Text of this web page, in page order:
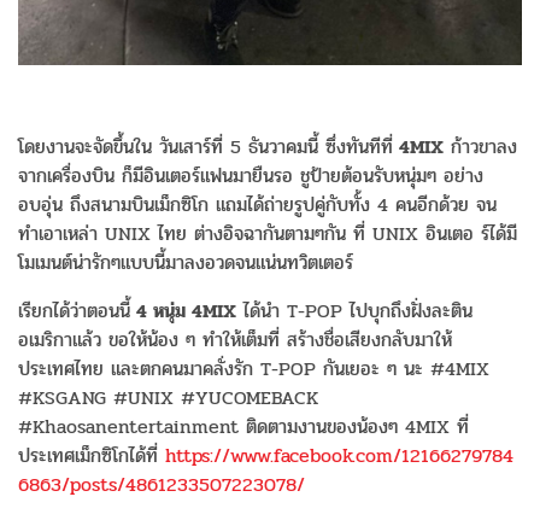
โดยงานจะจัดขึ้นใน วันเสาร์ที่ 5 ธันวาคมนี้ ซึ่งทันทีที่ 4MIX ก้าวขาลง
จากเครื่องบิน ก็มีอินเตอร์แฟนมายืนรอ ชูป้ายต้อนรับหนุ่มๆ อย่าง
อบอุ่น ถึงสนามบินเม็กซิโก แถมได้ถ่ายรูปคู่กับทั้ง 4 คนอีกด้วย จน
ทำเอาเหล่า UNIX ไทย ต่างอิจฉากันตามๆกัน ที่ UNIX อินเตอ ร์ได้มี
โมเมนต์น่ารักๆแบบนี้มาลงอวดจนแน่นทวิตเตอร์
เรียกได้ว่าตอนนี้ 4 หนุ่ม 4MIX ได้นำ T-POP ไปบุกถึงฝั่งละติน
อเมริกาแล้ว ขอให้น้อง ๆ ทำให้เต็มที่ สร้างชื่อเสียงกลับมาให้
ประเทศไทย และตกคนมาคลั่งรัก T-POP กันเยอะ ๆ นะ #4MIX
#KSGANG #UNIX #YUCOMEBACK
#Khaosanentertainment ติดตามงานของน้องๆ 4MIX ที่
ประเทศเม็กซิโกได้ที่ https://www.facebook.com/12166279784
6863/posts/4861233507223078/